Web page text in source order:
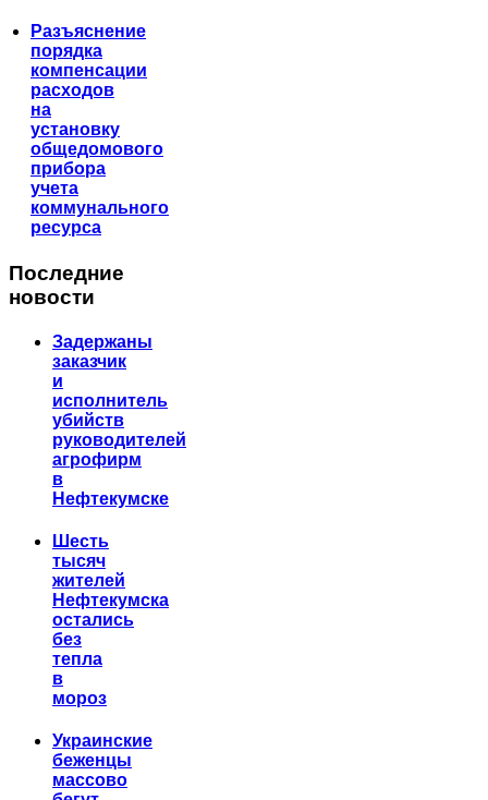
Разъяснение
порядка
компенсации
расходов
на
установку
общедомового
прибора
учета
коммунального
ресурса
Последние
новости
Задержаны
заказчик
и
исполнитель
убийств
руководителей
агрофирм
в
Нефтекумске
Шесть
тысяч
жителей
Нефтекумска
остались
без
тепла
в
мороз
Украинские
беженцы
массово